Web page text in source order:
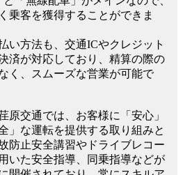
乗客を獲得することができま
い方法も、交通ICやクレジット
済が対応しており、精算の際の
く、スムーズな営業が可能で
原交通では、お客様に「安心」
」な運転を提供する取り組みと
防止安全講習やドライブレコー
いた安全指導、同乗指導などが